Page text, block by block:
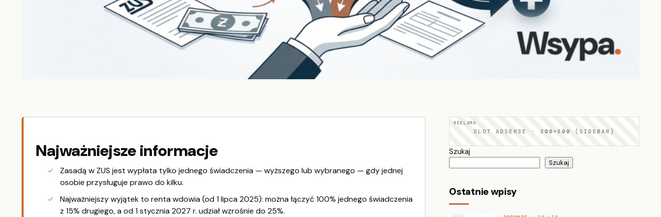
Najważniejsze informacje
Zasadą w ZUS jest wypłata tylko jednego świadczenia — wyższego lub wybranego — gdy jednej
osobie przysługuje prawo do kilku.
Najważniejszy wyjątek to renta wdowia (od 1 lipca 2025): można łączyć 100% jednego świadczenia
z 15% drugiego, a od 1 stycznia 2027 r. udział wzrośnie do 25%.
SLOT ADSENSE · 300×600 (SIDEBAR)
Szukaj
Szukaj
Ostatnie wpisy